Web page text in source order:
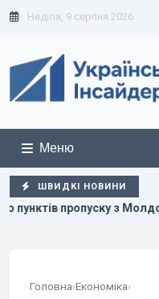
Неділя, 9 серпня 2026
Меню
ШВИДКІ НОВИНИ
з Молдовою, – ДПСУ
Головна›Економіка›